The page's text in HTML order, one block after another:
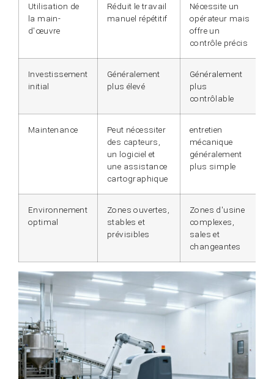
Utilisation de
la main-
d'œuvre
Réduit le travail
manuel répétitif
Nécessite un
opérateur mais
offre un
contrôle précis
Investissement
initial
Généralement
plus élevé
Généralement
plus
contrôlable
Maintenance
Peut nécessiter
des capteurs,
un logiciel et
une assistance
cartographique
entretien
mécanique
généralement
plus simple
Environnement
optimal
Zones ouvertes,
stables et
prévisibles
Zones d'usine
complexes,
sales et
changeantes